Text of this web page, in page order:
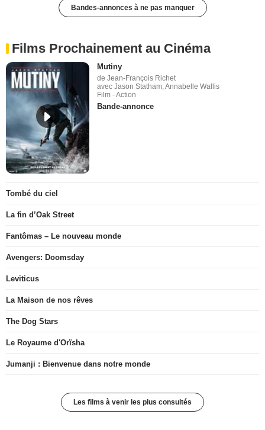
Bandes-annonces à ne pas manquer
Films Prochainement au Cinéma
Mutiny
de Jean-François Richet
avec Jason Statham, Annabelle Wallis
Film - Action
Bande-annonce
Tombé du ciel
La fin d’Oak Street
Fantômas – Le nouveau monde
Avengers: Doomsday
Leviticus
La Maison de nos rêves
The Dog Stars
Le Royaume d'Orïsha
Jumanji : Bienvenue dans notre monde
Les films à venir les plus consultés